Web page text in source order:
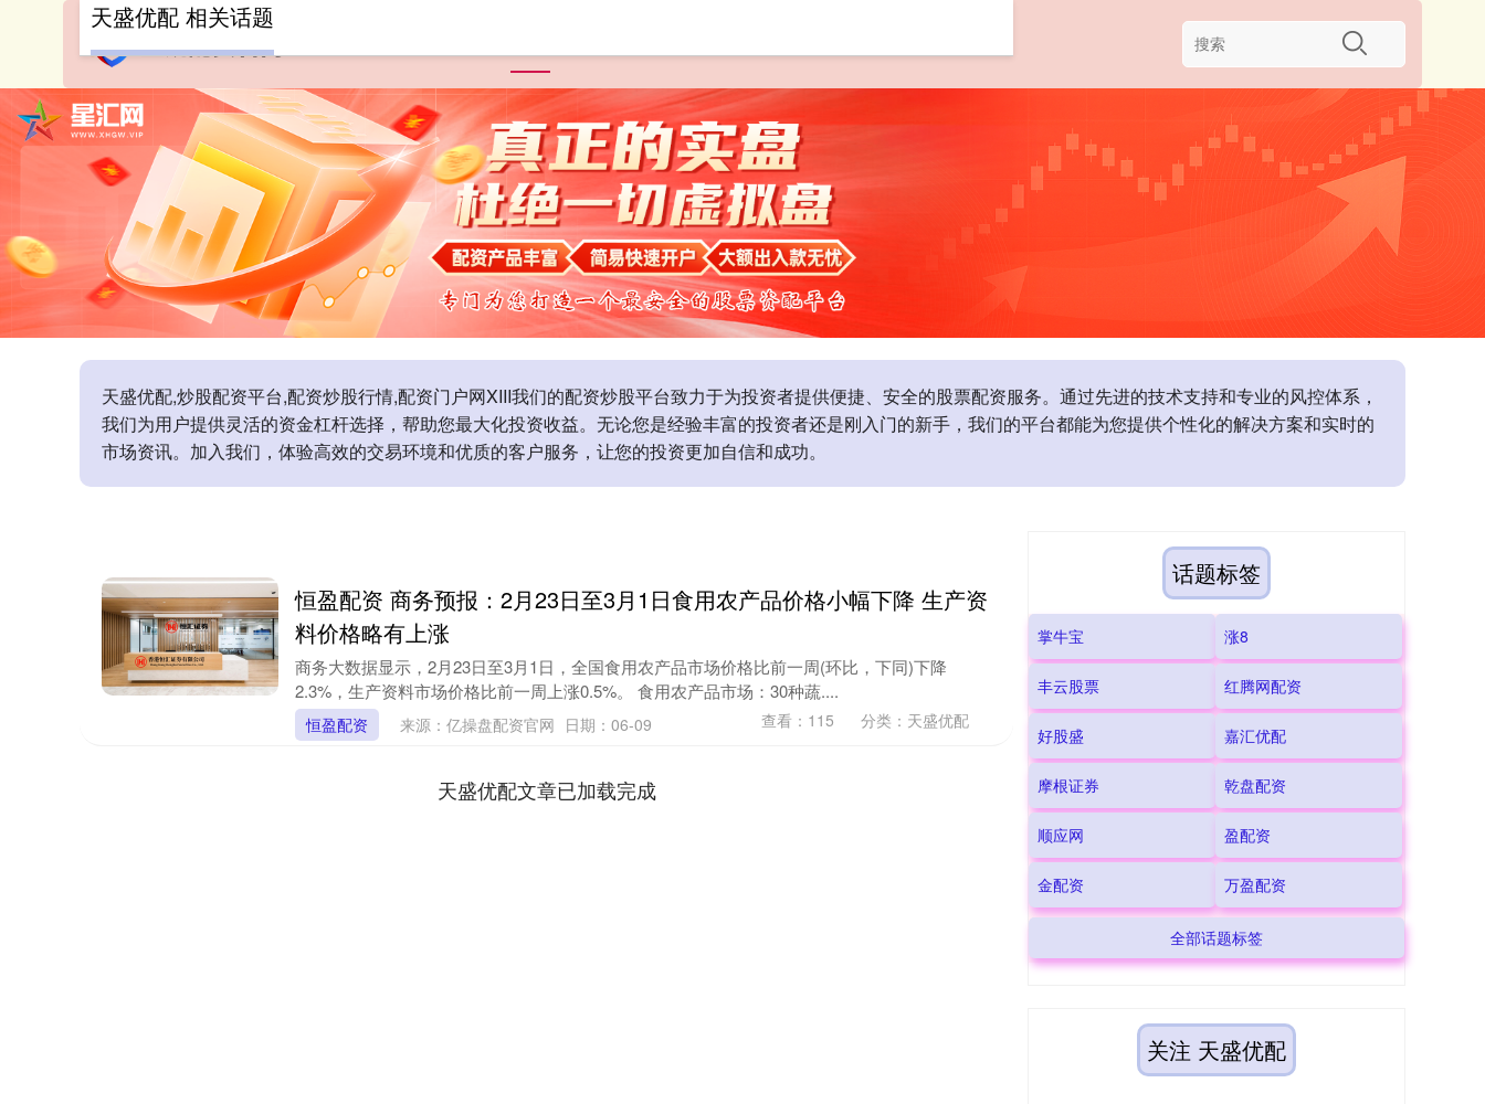
天盛优配,炒股配资平台,配资炒股行情,配资门户网XIII‌我们的配资炒股平台致力于为投资者提供便捷、安全的股票配资服务。通过先进的技术支持和专业的风控体系，
我们为用户提供灵活的资金杠杆选择，帮助您最大化投资收益。无论您是经验丰富的投资者还是刚入门的新手，我们的平台都能为您提供个性化的解决方案和实时的
市场资讯。加入我们，体验高效的交易环境和优质的客户服务，让您的投资更加自信和成功。
天盛优配 相关话题
恒盈配资 商务预报：2月23日至3月1日食用农产品价格小幅下降 生产资
料价格略有上涨
商务大数据显示，2月23日至3月1日，全国食用农产品市场价格比前一周(环比，下同)下降
2.3%，生产资料市场价格比前一周上涨0.5%。 食用农产品市场：30种蔬....
恒盈配资 来源：亿操盘配资官网 日期：06-09 查看： 115 分类： 天盛优配
天盛优配文章已加载完成
话题标签
掌牛宝 涨8
丰云股票 红腾网配资
好股盛 嘉汇优配
摩根证券 乾盘配资
顺应网 盈配资
金配资 万盈配资
全部话题标签
关注 天盛优配